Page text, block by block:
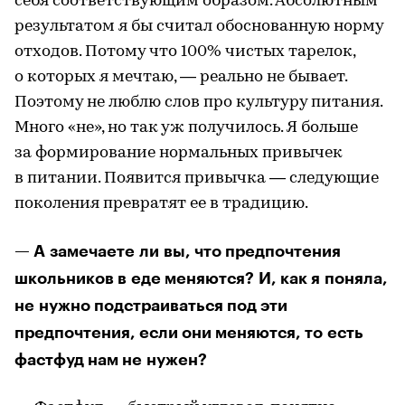
результатом я бы считал обоснованную норму
отходов. Потому что 100% чистых тарелок,
о которых я мечтаю, — реально не бывает.
Поэтому не люблю слов про культуру питания.
Много «не», но так уж получилось. Я больше
за формирование нормальных привычек
в питании. Появится привычка — следующие
поколения превратят ее в традицию.
— А замечаете ли вы, что предпочтения
школьников в еде меняются? И, как я поняла,
не нужно подстраиваться под эти
предпочтения, если они меняются, то есть
фастфуд нам не нужен?